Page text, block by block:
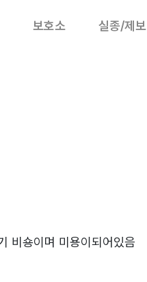
보호소 실종/제보
비숑이며 미용이되어있음